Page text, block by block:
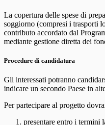
La copertura delle spese di
soggiorno (compresi i trasporti
contributo accordato dal
mediante gestione diretta dei
Procedure di candidatura
Gli interessati potranno
indicare un secondo Paese in
Per partecipare al progetto
presentare entro i termini